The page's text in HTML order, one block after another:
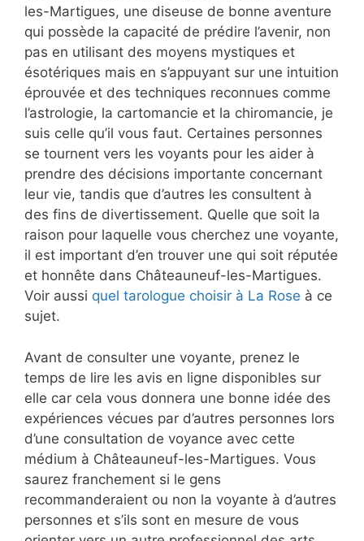
les-Martigues, une diseuse de bonne aventure
qui possède la capacité de prédire l’avenir, non
pas en utilisant des moyens mystiques et
ésotériques mais en s’appuyant sur une intuition
éprouvée et des techniques reconnues comme
l’astrologie, la cartomancie et la chiromancie, je
suis celle qu’il vous faut. Certaines personnes
se tournent vers les voyants pour les aider à
prendre des décisions importante concernant
leur vie, tandis que d’autres les consultent à
des fins de divertissement. Quelle que soit la
raison pour laquelle vous cherchez une voyante,
il est important d’en trouver une qui soit réputée
et honnête dans Châteauneuf-les-Martigues.
Voir aussi quel tarologue choisir à La Rose à ce
sujet.
Avant de consulter une voyante, prenez le
temps de lire les avis en ligne disponibles sur
elle car cela vous donnera une bonne idée des
expériences vécues par d’autres personnes lors
d’une consultation de voyance avec cette
médium à Châteauneuf-les-Martigues. Vous
saurez franchement si le gens
recommanderaient ou non la voyante à d’autres
personnes et s’ils sont en mesure de vous